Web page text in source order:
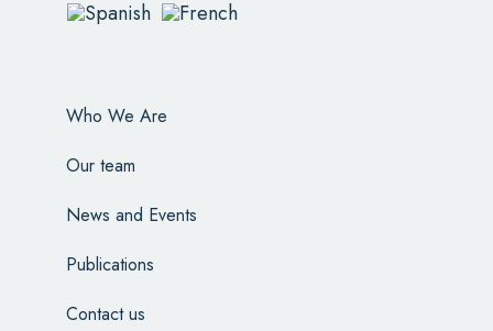
Who We Are
Our team
News and Events
Publications
Contact us